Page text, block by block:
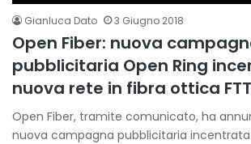
Gianluca Dato 3 Giugno 2018
Open Fiber: nuova
pubblicitaria Open Ring
nuova rete in fibra ottica
Open Fiber, tramite comunicato, ha
nuova campagna pubblicitaria